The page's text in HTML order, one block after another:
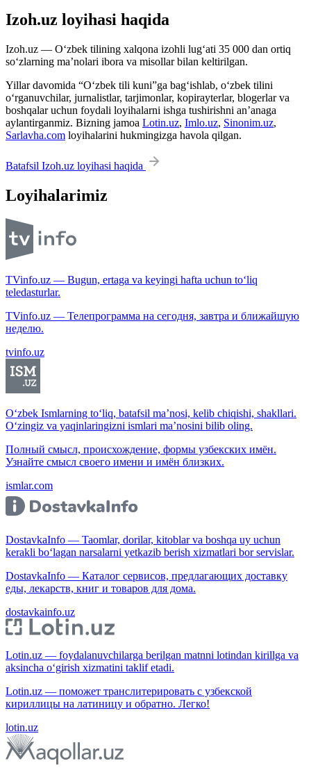
Izoh.uz loyihasi haqida
Izoh.uz — O‘zbek tilining xalqona izohli lug‘ati 35 000 dan ortiq
so‘zlarning ma’nolari ibora va misollar bilan keltirilgan.
Yillar davomida “O‘zbek tili kuni”ga bag‘ishlab, o‘zbek tilini
o‘rganuvchilar, jurnalistlar, tarjimonlar, kopirayterlar, blogerlar va
boshqalar uchun foydali loyihalarni ishga tushirishni an’anaga
aylantirganmiz. Bizning jamoa Lotin.uz, Imlo.uz, Sinonim.uz,
Sarlavha.com loyihalarini hukmingizga havola qilgan.
Batafsil Izoh.uz loyihasi haqida
Loyihalarimiz
TVinfo.uz — Bugun, ertaga va keyingi hafta uchun to‘liq
teledasturlar.
TVinfo.uz — Телепрограмма на сегодня, завтра и ближайшую
неделю.
tvinfo.uz
O‘zbek Ismlarning to‘liq, batafsil ma’nosi, kelib chiqishi, shakllari.
O‘zingiz va yaqinlaringizni ismlari ma’nosini bilib oling.
Полный смысл, происхождение, формы узбекских имён.
Узнайте смысл своего имени и имён близких.
ismlar.com
DostavkaInfo — Taomlar, dorilar, kitoblar va boshqa uy uchun
kerakli bo‘lagan narsalarni yetkazib berish xizmatlari bor servislar.
DostavkaInfo — Каталог сервисов, предлагающих доставку
еды, лекарств, книг и товаров для дома.
dostavkainfo.uz
Lotin.uz — foydalanuvchilarga berilgan matnni lotindan kirillga va
aksincha o‘girish xizmatini taklif etadi.
Lotin.uz — поможет транслитерировать с узбекской
кириллицы на латиницу и обратно. Легко!
lotin.uz